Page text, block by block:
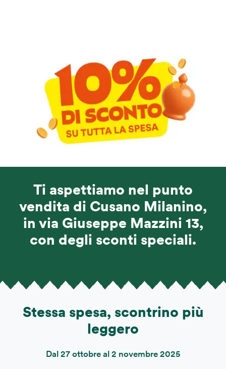
Ti aspettiamo nel punto
vendita di Cusano Milanino,
in via Giuseppe Mazzini 13,
con degli sconti speciali.
Stessa spesa, scontrino più
leggero
Dal 27 ottobre al 2 novembre 2025